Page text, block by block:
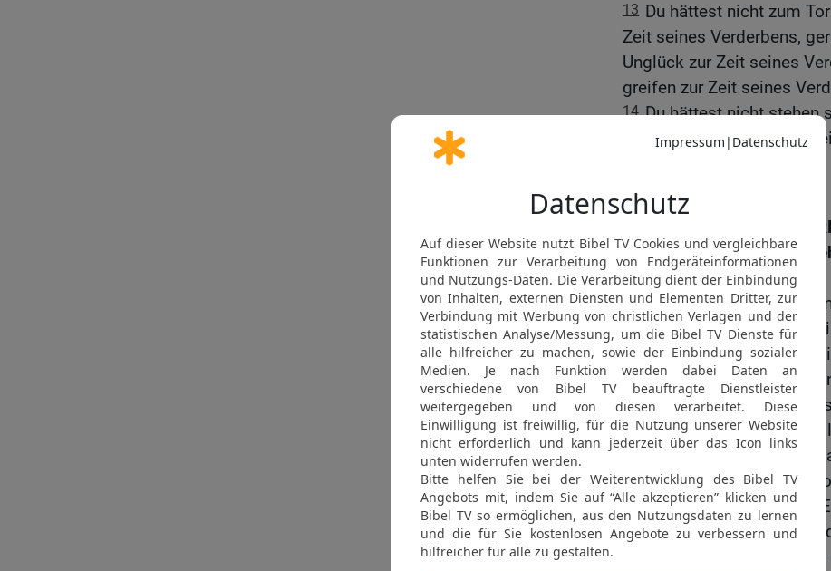
13 Du hättest nicht zum
Zeit seines Verderbens,
Unglück zur Zeit seines
greifen zur Zeit seines
14 Du hättest nicht stehen
Entronnenen zu morden,
Die Rettung Israels
Denn der Tag des
getan hast, soll dir
zurück.
16 Denn wie ihr auf
sollen alle Völker täglich
ausschlürfen und sollen
17 Aber auf dem Berge
sein, und das Haus Jakob
18 Und das Haus Jakob
Josef eine Flamme, aber
anzünden und verzehren,
entrinnen wird; denn der
19 Und die im Südland
die im Hügelland das